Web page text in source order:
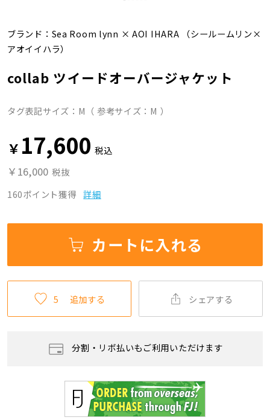
ブランド： Sea Room lynn ×AOI IHARA （シールームリン×
アオイイハラ）
collab ツイードオーバージャケット
タグ表記サイズ：M（ 参考サイズ：M ）
￥ 17,600 税込
￥16,000 税抜
160ポイント獲得 詳細
カートに入れる
5 追加する シェアする
分割・リボ払いもご利用いただけます